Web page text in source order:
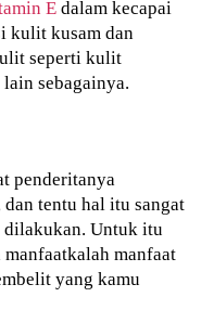
E dalam kecapai
kulit kusam dan
seperti kulit
sebagainya.
penderitanya
tentu hal itu sangat
dilakukan. Untuk itu
manfaat
yang kamu